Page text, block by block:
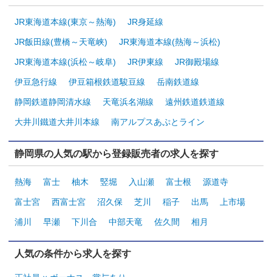
JR東海道本線(東京～熱海) JR身延線
JR飯田線(豊橋～天竜峡) JR東海道本線(熱海～浜松)
JR東海道本線(浜松～岐阜) JR伊東線 JR御殿場線
伊豆急行線 伊豆箱根鉄道駿豆線 岳南鉄道線
静岡鉄道静岡清水線 天竜浜名湖線 遠州鉄道鉄道線
大井川鐵道大井川本線 南アルプスあぷとライン
静岡県の人気の駅から登録販売者の求人を探す
熱海 富士 柚木 竪堀 入山瀬 富士根 源道寺
富士宮 西富士宮 沼久保 芝川 稲子 出馬 上市場
浦川 早瀬 下川合 中部天竜 佐久間 相月
人気の条件から求人を探す